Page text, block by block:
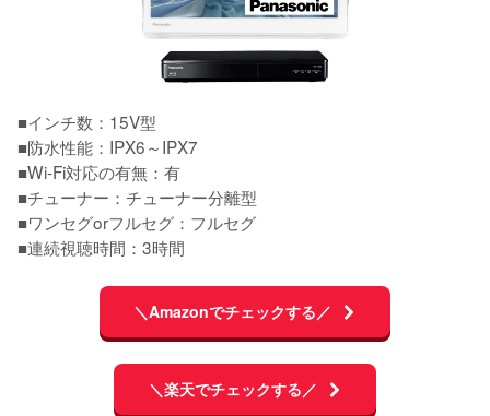
■インチ数：15V型
■防水性能：IPX6～IPX7
■Wi-Fi対応の有無：有
■チューナー：チューナー分離型
■ワンセグorフルセグ：フルセグ
■連続視聴時間：3時間
＼Amazonでチェックする／
＼楽天でチェックする／